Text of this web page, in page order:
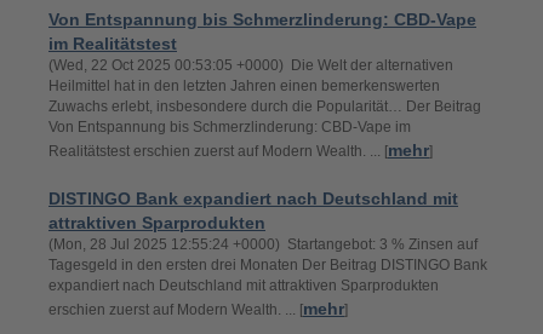
Von Entspannung bis Schmerzlinderung: CBD-Vape
im Realitätstest
(Wed, 22 Oct 2025 00:53:05 +0000) Die Welt der alternativen
Heilmittel hat in den letzten Jahren einen bemerkenswerten
Zuwachs erlebt, insbesondere durch die Popularität… Der Beitrag
Von Entspannung bis Schmerzlinderung: CBD-Vape im
Realitätstest erschien zuerst auf Modern Wealth. ... [mehr]
DISTINGO Bank expandiert nach Deutschland mit
attraktiven Sparprodukten
(Mon, 28 Jul 2025 12:55:24 +0000) Startangebot: 3 % Zinsen auf
Tagesgeld in den ersten drei Monaten Der Beitrag DISTINGO Bank
expandiert nach Deutschland mit attraktiven Sparprodukten
erschien zuerst auf Modern Wealth. ... [mehr]